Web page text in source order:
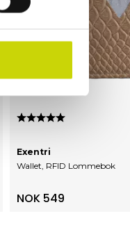
Wallet, RFID Lommebok
Exentri
NOK 549
Karakter: